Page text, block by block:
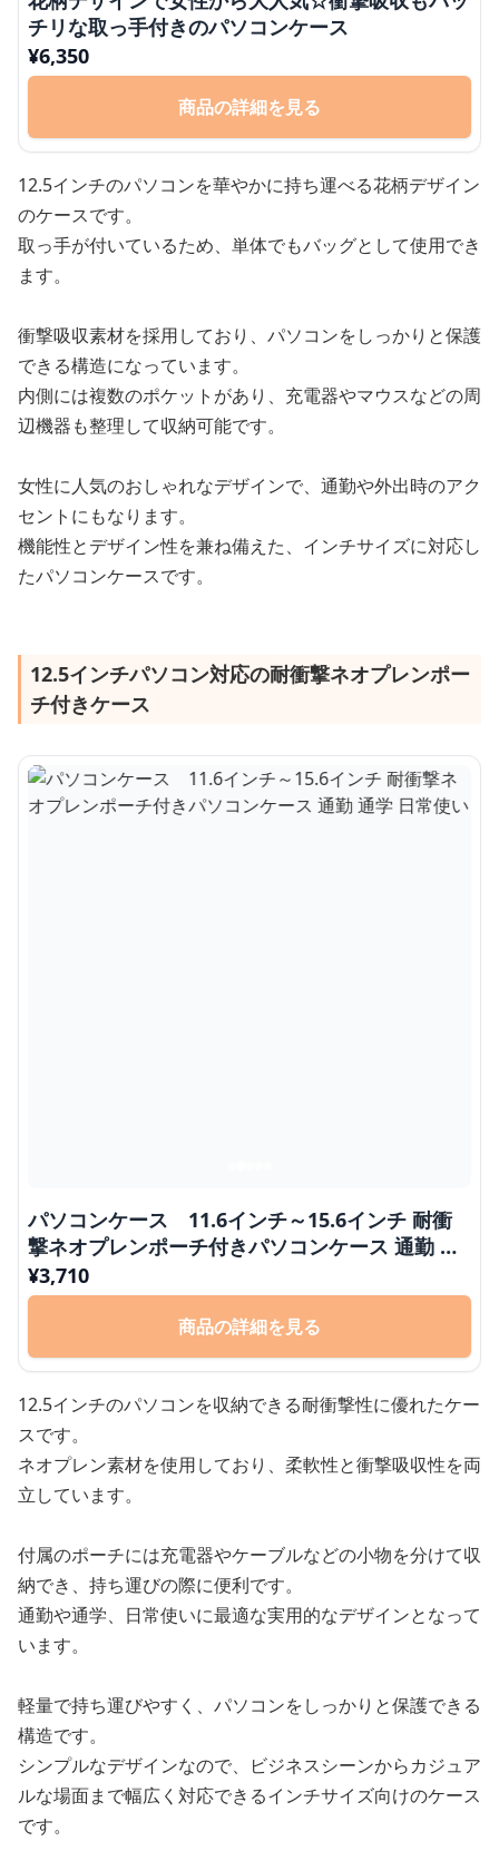
チリな取っ手付きのパソコンケース
¥6,350
商品の詳細を見る
12.5インチのパソコンを華やかに持ち運べる花柄デザイン
のケースです。
取っ手が付いているため、単体でもバッグとして使用でき
ます。
衝撃吸収素材を採用しており、パソコンをしっかりと保護
できる構造になっています。
内側には複数のポケットがあり、充電器やマウスなどの周
辺機器も整理して収納可能です。
女性に人気のおしゃれなデザインで、通勤や外出時のアク
セントにもなります。
機能性とデザイン性を兼ね備えた、インチサイズに対応し
たパソコンケースです。
12.5インチパソコン対応の耐衝撃ネオプレンポー
チ付きケース
パソコンケース 11.6インチ～15.6インチ 耐衝
撃ネオプレンポーチ付きパソコンケース 通勤 通
学 日常使い
¥3,710
商品の詳細を見る
12.5インチのパソコンを収納できる耐衝撃性に優れたケー
スです。
ネオプレン素材を使用しており、柔軟性と衝撃吸収性を両
立しています。
付属のポーチには充電器やケーブルなどの小物を分けて収
納でき、持ち運びの際に便利です。
通勤や通学、日常使いに最適な実用的なデザインとなって
います。
軽量で持ち運びやすく、パソコンをしっかりと保護できる
構造です。
シンプルなデザインなので、ビジネスシーンからカジュア
ルな場面まで幅広く対応できるインチサイズ向けのケース
です。